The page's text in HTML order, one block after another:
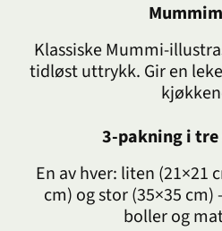
Klassiske Mummi-
tidløst uttrykk. Gir en
3-pakning i
En av hver: liten (21×21
cm) og stor (35×35
boller og